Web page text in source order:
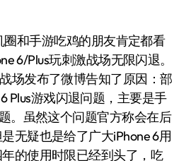
和手游吃鸡的朋友肯定都看
6/Plus玩刺激战场无限闪退。
场发布了微博告知了原因：部
Plus游戏闪退问题，主要是手
。虽然这个问题官方称会在后
无疑也是给了广大iPhone 6用
的使用时限已经到头了，吃